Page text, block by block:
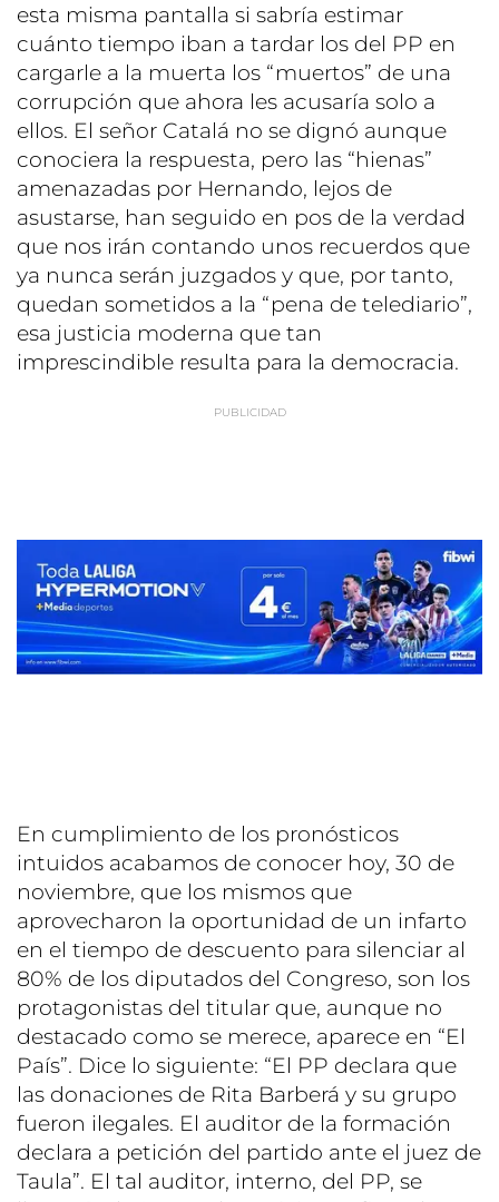
esta misma pantalla si sabría estimar
cuánto tiempo iban a tardar los del PP en
cargarle a la muerta los “muertos” de una
corrupción que ahora les acusaría solo a
ellos. El señor Catalá no se dignó aunque
conociera la respuesta, pero las “hienas”
amenazadas por Hernando, lejos de
asustarse, han seguido en pos de la verdad
que nos irán contando unos recuerdos que
ya nunca serán juzgados y que, por tanto,
quedan sometidos a la “pena de telediario”,
esa justicia moderna que tan
imprescindible resulta para la democracia.
En cumplimiento de los pronósticos
intuidos acabamos de conocer hoy, 30 de
noviembre, que los mismos que
aprovecharon la oportunidad de un infarto
en el tiempo de descuento para silenciar al
80% de los diputados del Congreso, son los
protagonistas del titular que, aunque no
destacado como se merece, aparece en “El
País”. Dice lo siguiente: “El PP declara que
las donaciones de Rita Barberá y su grupo
fueron ilegales. El auditor de la formación
declara a petición del partido ante el juez de
Taula”. El tal auditor, interno, del PP, se